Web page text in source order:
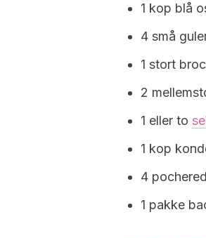
1 kop blå
4 små
1 stort
2
1 eller to
1 kop
4
1 pakke